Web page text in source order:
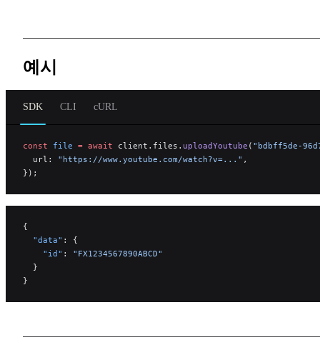
예시
SDK CLI cURL
const file = await client.files. uploadYoutube ( "bdbff5de-
  url:
"https://www.youtube.com/watch?v=..." ,
});
{
  "data"
: {
    "id"
: "FX1234567890ABCD"
  }
}